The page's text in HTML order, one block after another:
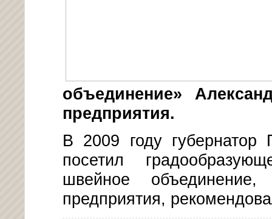
объединение»
предприятия.
В 2009 году губернатор
посетил
швейное
предприятия,